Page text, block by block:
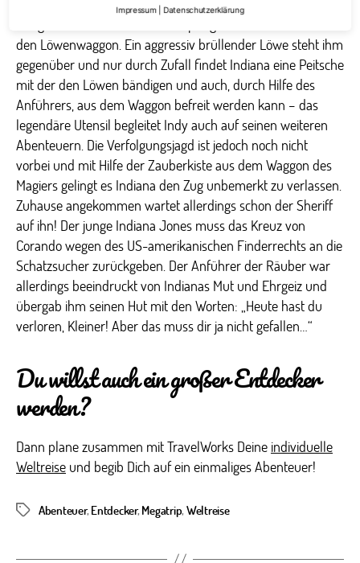
alle Banditen abgehängt hat, bleibt nur noch der Anführer
den Löwenwaggon. Ein aggressiv brüllender Löwe steht ihm
gegenüber und nur durch Zufall findet Indiana eine Peitsche
mit der den Löwen bändigen und auch, durch Hilfe des
Anführers, aus dem Waggon befreit werden kann – das
legendäre Utensil begleitet Indy auch auf seinen weiteren
Abenteuern. Die Verfolgungsjagd ist jedoch noch nicht
vorbei und mit Hilfe der Zauberkiste aus dem Waggon des
Magiers gelingt es Indiana den Zug unbemerkt zu verlassen.
Zuhause angekommen wartet allerdings schon der Sheriff
auf ihn! Der junge Indiana Jones muss das Kreuz von
Corando wegen des US-amerikanischen Finderrechts an die
Schatzsucher zurückgeben. Der Anführer der Räuber war
allerdings beeindruckt von Indianas Mut und Ehrgeiz und
übergab ihm seinen Hut mit den Worten: „Heute hast du
verloren, Kleiner! Aber das muss dir ja nicht gefallen…“
Du willst auch ein großer Entdecker
werden?
Dann plane zusammen mit TravelWorks Deine individuelle
Weltreise und begib Dich auf ein einmaliges Abenteuer!
Schlagwörter
Abenteuer, Entdecker, Megatrip, Weltreise
Impressum Datenschutzerklärung